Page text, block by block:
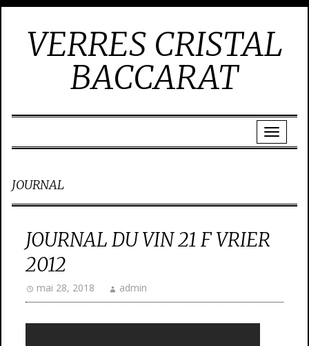
VERRES CRISTAL
BACCARAT
JOURNAL
JOURNAL DU VIN 21 F VRIER
2012
mai 28, 2018 admin